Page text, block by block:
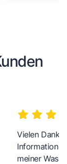
Vielen Dank
meiner